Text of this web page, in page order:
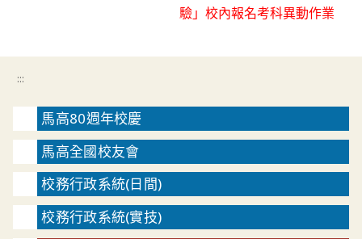
驗」校內報名考科異動作業
:::
馬高80週年校慶
馬高全國校友會
校務行政系統(日間)
校務行政系統(實技)